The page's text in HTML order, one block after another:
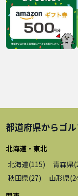
都道府県からゴ
北海道・東北
北海道(115) 青森県(
秋田県(27) 山形県(